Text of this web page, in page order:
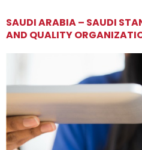
SAUDI ARABIA – SAUDI
AND QUALITY